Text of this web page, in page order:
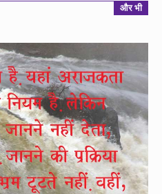
और भी